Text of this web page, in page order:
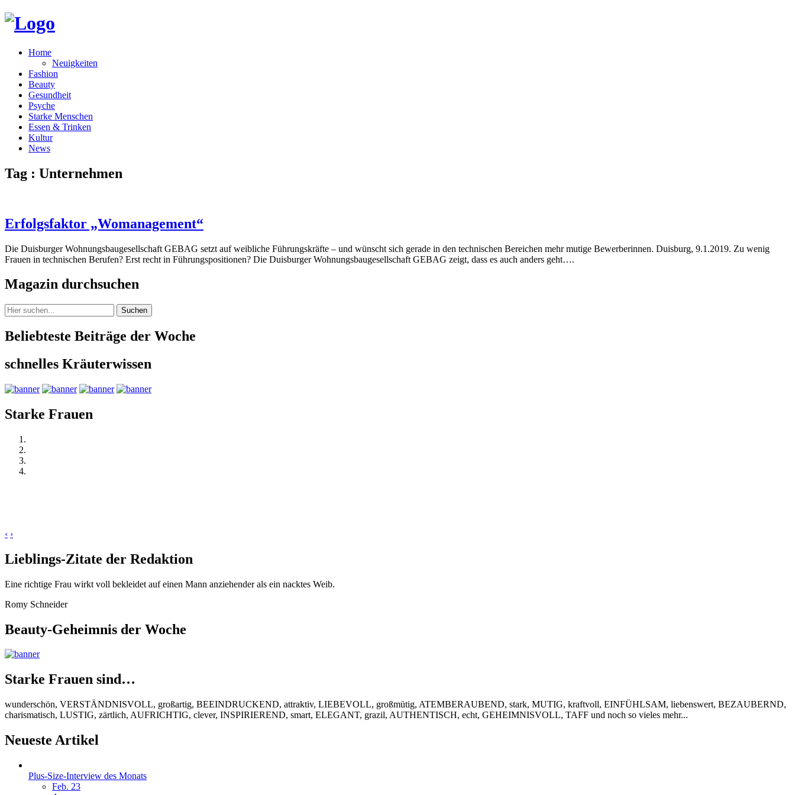
Home
Neuigkeiten
Fashion
Beauty
Gesundheit
Psyche
Starke Menschen
Essen & Trinken
Kultur
News
Tag : Unternehmen
Erfolgsfaktor „Womanagement“
Die Duisburger Wohnungsbaugesellschaft GEBAG setzt auf weibliche Führungskräfte – und wünscht sich gerade in den technischen Bereichen mehr mutige Bewerberinnen. Duisburg, 9.1.2019. Zu wenig
Frauen in technischen Berufen? Erst recht in Führungspositionen? Die Duisburger Wohnungsbaugesellschaft GEBAG zeigt, dass es auch anders geht….
Magazin durchsuchen
Suchen
Beliebteste Beiträge der Woche
schnelles Kräuterwissen
Starke Frauen
‹ ›
Lieblings-Zitate der Redaktion
Eine richtige Frau wirkt voll bekleidet auf einen Mann anziehender als ein nacktes Weib.
Romy Schneider
Beauty-Geheimnis der Woche
Starke Frauen sind…
wunderschön, VERSTÄNDNISVOLL, großartig, BEEINDRUCKEND, attraktiv, LIEBEVOLL, großmütig, ATEMBERAUBEND, stark, MUTIG, kraftvoll, EINFÜHLSAM, liebenswert, BEZAUBERND,
charismatisch, LUSTIG, zärtlich, AUFRICHTIG, clever, INSPIRIEREND, smart, ELEGANT, grazil, AUTHENTISCH, echt, GEHEIMNISVOLL, TAFF und noch so vieles mehr...
Neueste Artikel
Plus-Size-Interview des Monats
Feb. 23